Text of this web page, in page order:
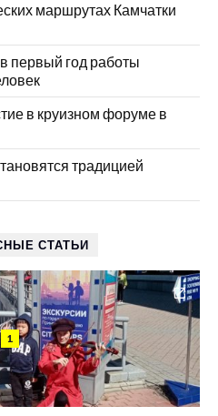
маршрутах Камчатки
первый год работы
в круизном форуме в
традицией
СТАТЬИ
1